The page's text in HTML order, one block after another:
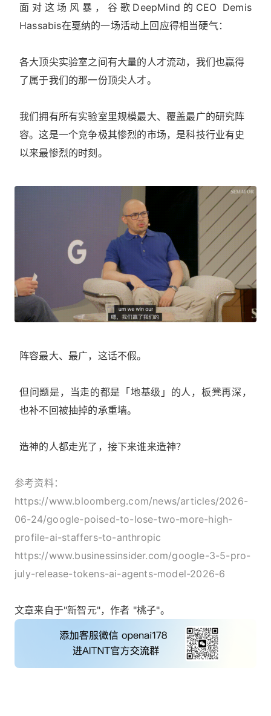
面对这场风暴，谷歌DeepMind的CEO Demis
Hassabis在戛纳的一场活动上回应得相当硬气：
各大顶尖实验室之间有大量的人才流动，我们也赢得
了属于我们的那一份顶尖人才。
我们拥有所有实验室里规模最大、覆盖最广的研究阵
容。这是一个竞争极其惨烈的市场，是科技行业有史
以来最惨烈的时刻。
阵容最大、最广，这话不假。
但问题是，当走的都是「地基级」的人，板凳再深，
也补不回被抽掉的承重墙。
造神的人都走光了，接下来谁来造神？
参考资料：
https://www.bloomberg.com/news/articles/2026-
06-24/google-poised-to-lose-two-more-high-
profile-ai-staffers-to-anthropic
https://www.businessinsider.com/google-3-5-pro-
july-release-tokens-ai-agents-model-2026-6
文章来自于"新智元"，作者 "桃子"。